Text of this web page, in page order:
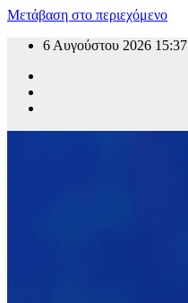
Μετάβαση στο περιεχόμενο
6 Αυγούστου 2026 15:37